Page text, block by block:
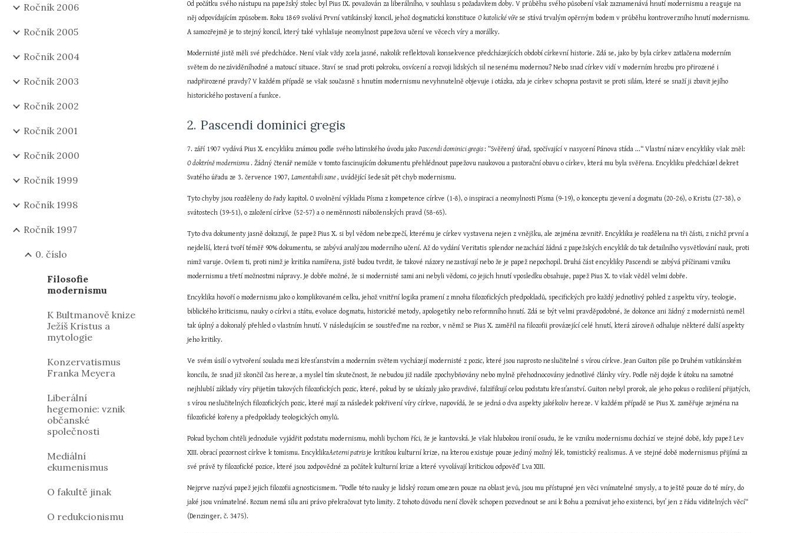
Ročník 2006
Ročník 2005
Ročník 2004
Ročník 2003
Ročník 2002
Ročník 2001
Ročník 2000
Ročník 1999
Ročník 1998
Ročník 1997
0. číslo
Filosofie
modernismu
K Bultmanově knize
Ježíš Kristus a
mytologie
Konzervatismus
Franka Meyera
Liberální
hegemonie: vznik
občanské
společnosti
Mediální
ekumenismus
O fakultě jinak
O redukcionismu
Od počátku svého nástupu na papežský stolec byl Pius IX. považován za liberálního, v souhlasu s požadavkem doby. V průběhu svého působení však zaznamenává hnutí modernismu a reaguje na
něj odpovídajícím způsobem. Roku 1869 svolává První vatikánský koncil, jehož dogmatická konstituce O katolické víře se stává trvalým opěrným bodem v průběhu kontroverzního hnutí modernismu.
A samozřejmě je to stejný koncil, který také vyhlašuje neomylnost papežova učení ve věcech víry a morálky.
Modernisté jistě měli své předchůdce. Není však vždy zcela jasné, nakolik reflektovali konsekvence předcházejících období církevní historie. Zdá se, jako by byla církev zatlačena moderním
světem do nezáviděníhodné a matoucí situace. Staví se snad proti pokroku, osvícení a rozvoji lidských sil nesenému modernou? Nebo snad církev vidí v moderním hrozbu pro přirozené i
nadpřirozené pravdy? V každém případě se však současně s hnutím modernismu nevyhnutelně objevuje i otázka, zda je církev schopna postavit se proti silám, které se snaží ji zbavit jejího
historického postavení a funkce.
2. Pascendi dominici gregis
7. září 1907 vydává Pius X. encykliku známou podle svého latinského úvodu jako Pascendi dominici gregis
O doktríně modernismu . Žádný čtenář nemůže v tomto fascinujícím dokumentu přehlédnout papežovu naukovou a pastorační obavu o církev, která mu byla svěřena. Encykliku předcházel dekret
Svatého úřadu ze 3. července 1907, Lamentabili sane , uvádějící šedesát pět chyb modernismu.
Tyto chyby jsou rozděleny do řady kapitol. O uvolnění výkladu Písma z kompetence církve (1-8), o inspiraci a neomylnosti Písma (9-19), o konceptu zjevení a dogmatu (20-26), o Kristu (27-38), o
svátostech (39-51), o založení církve (52-57) a o neměnnosti náboženských pravd (58-65).
Tyto dva dokumenty jasně dokazují, že papež Pius X. si byl vědom nebezpečí, kterému je církev vystavena nejen z vnějšku, ale zejména zevnitř. Encyklika je rozdělena na tři části, z nichž první a
nejdelší, která tvoří téměř 90% dokumentu, se zabývá analýzou moderního učení. Až do vydání Veritatis splendor nezachází žádná z papežských encyklik do tak detailního vysvětlování nauk, proti
nimž varuje. Ovšem ti, proti nimž je kritika namířena, jistě budou tvrdit, že takové názory nezastávají nebo že je papež nepochopil. Druhá část encykliky Pascendi se zabývá příčinami vzniku
modernismu a třetí možnostmi nápravy. Je dobře možné, že si modernisté sami ani nebyli vědomi, co jejich hnutí vposledku obsahuje, papež Pius X. to však věděl velmi dobře.
Encyklika hovoří o modernismu jako o komplikovaném celku, jehož vnitřní logika pramení z mnoha filozofických předpokladů, specifických pro každý jednotlivý pohled z aspektu víry, teologie,
biblického kriticismu, nauky o církvi a státu, evoluce dogmatu, historické metody, apologetiky nebo reformního hnutí. Zdá se být velmi pravděpodobné, že dokonce ani žádný z modernistů neměl
tak úplný a dokonalý přehled o vlastním hnutí. V následujícím se soustřeďme na rozbor, v němž se Pius X. zaměřil na filozofii provázející celé hnutí, která zároveň odhaluje některé další aspekty
jeho kritiky.
Ve svém úsilí o vytvoření souladu mezi křesťanstvím a moderním světem vycházejí modernisté z pozic, které jsou naprosto neslučitelné s vírou církve. Jean Guiton píše po Druhém vatikánském
koncilu, že snad již skončil čas hereze, a myslel tím skutečnost, že nebudou již nadále zpochybňovány nebo mylně přehodnocovány jednotlivé články víry. Podle něj dojde k útoku na samotné
nejhlubší základy víry přijetím takových filozofických pozic, které, pokud by se ukázaly jako pravdivé, falzifikují celou podstatu křesťanství. Guiton nebyl prorok, ale jeho pokus o rozlišení přijatých,
s vírou neslučitelných filozofických pozic, které mají za následek pokřivení víry církve, napovídá, že se jedná o dva aspekty jakékoliv hereze. V každém případě se Pius X. zaměřuje zejména na
filozofické kořeny a předpoklady teologických omylů.
Pokud bychom chtěli jednoduše vyjádřit podstatu modernismu, mohli bychom říci, že je kantovská. Je však hlubokou ironií osudu, že ke vzniku modernismu dochází ve stejné době, kdy papež Lev
XIII. obrací pozornost církve k tomismu. EncyklikaAeterni patris je kritikou kulturní krize, na kterou existuje pouze jediný možný lék, tomistický realismus. A ve stejné době modernismus přijímá za
své právě ty filozofické pozice, které jsou zodpovědné za počátek kulturní krize a které vyvolávají kritickou odpověď Lva XIII.
Nejprve nazývá papež jejich filozofii agnosticismem. ”Podle této nauky je lidský rozum omezen pouze na oblast jevů, jsou mu přístupné jen věci vnímatelné smysly, a to ještě pouze do té míry, do
jaké jsou vnímatelné. Rozum nemá sílu ani právo překračovat tyto limity. Z tohoto důvodu není člověk schopen pozvednout se ani k Bohu a poznávat jeho existenci, byť jen z řádu viditelných věcí“
(Denzinger, č. 3475).